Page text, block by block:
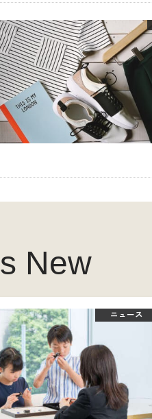
New
ニュース